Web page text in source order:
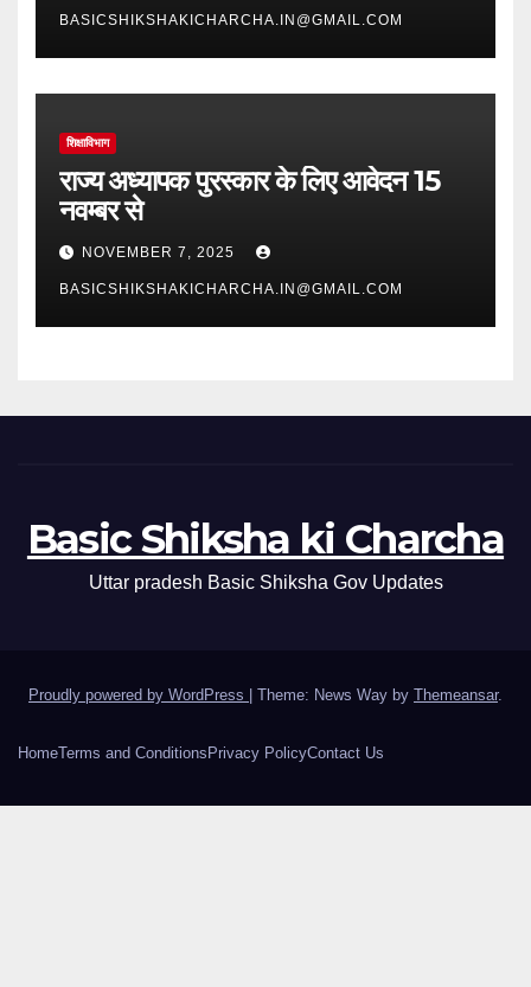
BASICSHIKSHAKICHARCHA.IN@GMAIL.COM
शिक्षाविभाग
राज्य अध्यापक पुरस्कार के लिए आवेदन 15
नवम्बर से
NOVEMBER 7, 2025
BASICSHIKSHAKICHARCHA.IN@GMAIL.COM
Basic Shiksha ki Charcha
Uttar pradesh Basic Shiksha Gov Updates
Proudly powered by WordPress Theme: News Way by Themeansar.
HomeTerms and Conditions Privacy PolicyContact Us